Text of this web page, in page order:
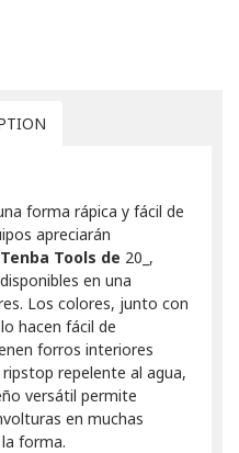
forma rápica y fácil de
apreciarán
Tools de 20_,
en una
Los colores, junto con
hacen fácil de
forros interiores
repelente al agua,
versátil permite
en muchas
forma.